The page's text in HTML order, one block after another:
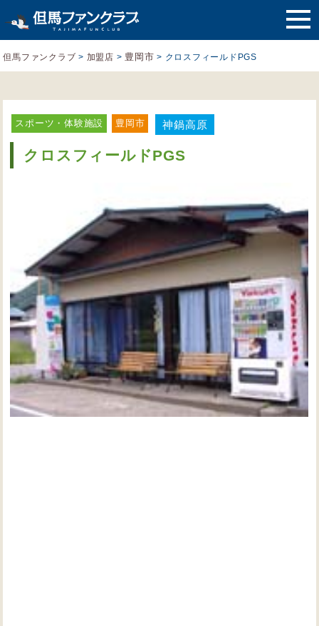
但馬ファンクラブ > 加盟店 > 豊岡市 > クロスフィールドPGS
スポーツ・体験施設 豊岡市 神鍋高原
クロスフィールドPGS